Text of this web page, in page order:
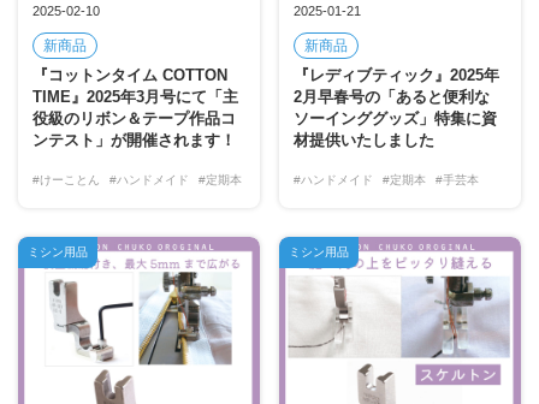
2025-02-10
新商品
『コットンタイム COTTON
TIME』2025年3月号にて「主
役級のリボン＆テープ作品コ
ンテスト」が開催されます！
#けーことん #ハンドメイド #定期本
2025-01-21
新商品
『レディブティック』2025年
2月早春号の「あると便利な
ソーインググッズ」特集に資
材提供いたしました
#ハンドメイド #定期本 #手芸本
ミシン用品 ミシン用品